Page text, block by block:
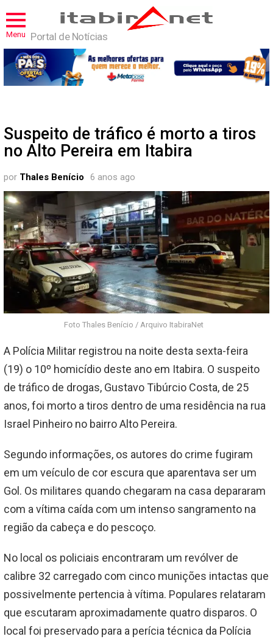
Menu Portal de Notícias
Suspeito de tráfico é morto a tiros
no Alto Pereira em Itabira
por Thales Benício 6 anos ago
Foto Thales Benício / Arquivo ItabiraNet
A Polícia Militar registrou na noite desta sexta-feira
(19) o 10º homicídio deste ano em Itabira. O suspeito
de tráfico de drogas, Gustavo Tibúrcio Costa, de 25
anos, foi morto a tiros dentro de uma residência na rua
Israel Pinheiro no bairro Alto Pereira.
Segundo informações, os autores do crime fugiram
em um veículo de cor escura que aparentava ser um
Gol. Os militares quando chegaram na casa depararam
com a vítima caída com um intenso sangramento na
região da cabeça e do pescoço.
No local os policiais encontraram um revólver de
calibre 32 carregado com cinco munições intactas que
possivelmente pertencia à vítima. Populares relataram
que escutaram aproximadamente quatro disparos. O
local foi preservado para a perícia técnica da Polícia